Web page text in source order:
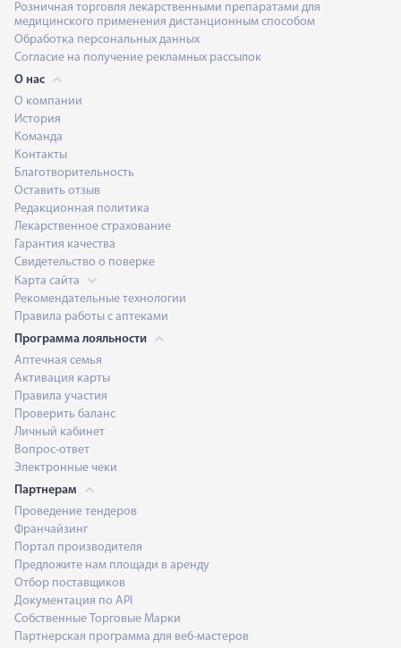
Розничная торговля лекарственными препаратами для
медицинского применения дистанционным способом
Обработка персональных данных
Согласие на получение рекламных рассылок
О нас
О компании
История
Команда
Контакты
Благотворительность
Оставить отзыв
Редакционная политика
Лекарственное страхование
Гарантия качества
Свидетельство о поверке
Карта сайта
Рекомендательные технологии
Правила работы с аптеками
Программа лояльности
Аптечная семья
Активация карты
Правила участия
Проверить баланс
Личный кабинет
Вопрос-ответ
Электронные чеки
Партнерам
Проведение тендеров
Франчайзинг
Портал производителя
Предложите нам площади в аренду
Отбор поставщиков
Документация по API
Собственные Торговые Марки
Партнерская программа для веб-мастеров